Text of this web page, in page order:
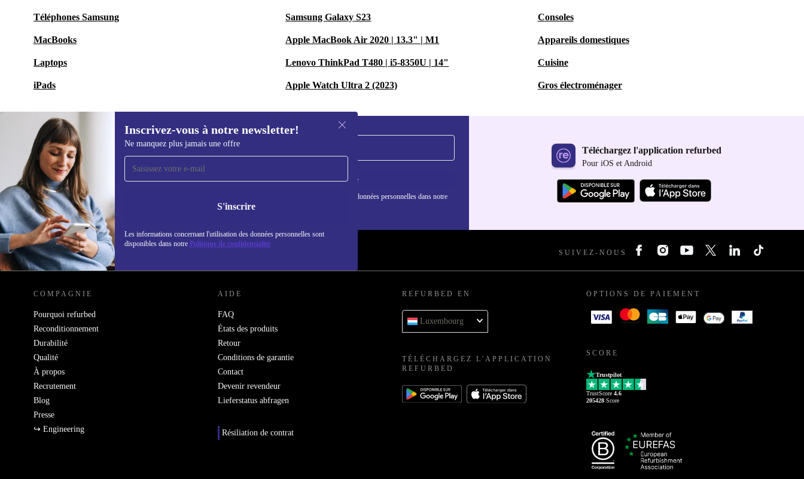
Téléphones Samsung
MacBooks
Laptops
iPads
Samsung Galaxy S23
Apple MacBook Air 2020 | 13.3" | M1
Lenovo ThinkPad T480 | i5-8350U | 14"
Apple Watch Ultra 2 (2023)
Consoles
Appareils domestiques
Cuisine
Gros électroménager
Inscrivez-vous à notre newsletter!
Ne manquez plus jamais une offre
S'inscrire
Les informations concernant l'utilisation des données personnelles sont
disponibles dans notre Politique de confidentialité
Recevoir offres et infos de
refurbed par mail
Ne manquez plus aucune offre.
S'inscrire
Retrouvez les informations sur l'utilisation des données personnelles dans notre
politique de confidentialité
Téléchargez l'application refurbed
Pour iOS et Android
REFURBED LUXEMBOURG - RETHINK NEW. SUIVEZ-NOUS
COMPAGNIE
Pourquoi refurbed
Reconditionnement
Durabilité
Qualité
À propos
Recrutement
Blog
Presse
↪ Engineering
AIDE
FAQ
États des produits
Retour
Conditions de garantie
Contact
Devenir revendeur
Lieferstatus abfragen
Résiliation de contrat
REFURBED EN
Luxembourg
TÉLÉCHARGEZ L'APPLICATION
REFURBED
OPTIONS DE PAIEMENT
SCORE
Trustpilot
TrustScore 4.6
205428 Score